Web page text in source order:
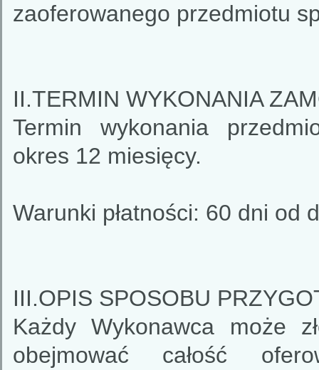
zaoferowanego przedmiotu
II.TERMIN WYKONANIA
Termin wykonania
okres 12 miesięcy.
Warunki płatności: 60 dni od
III.OPIS SPOSOBU
Każdy Wykonawca może
obejmować całość